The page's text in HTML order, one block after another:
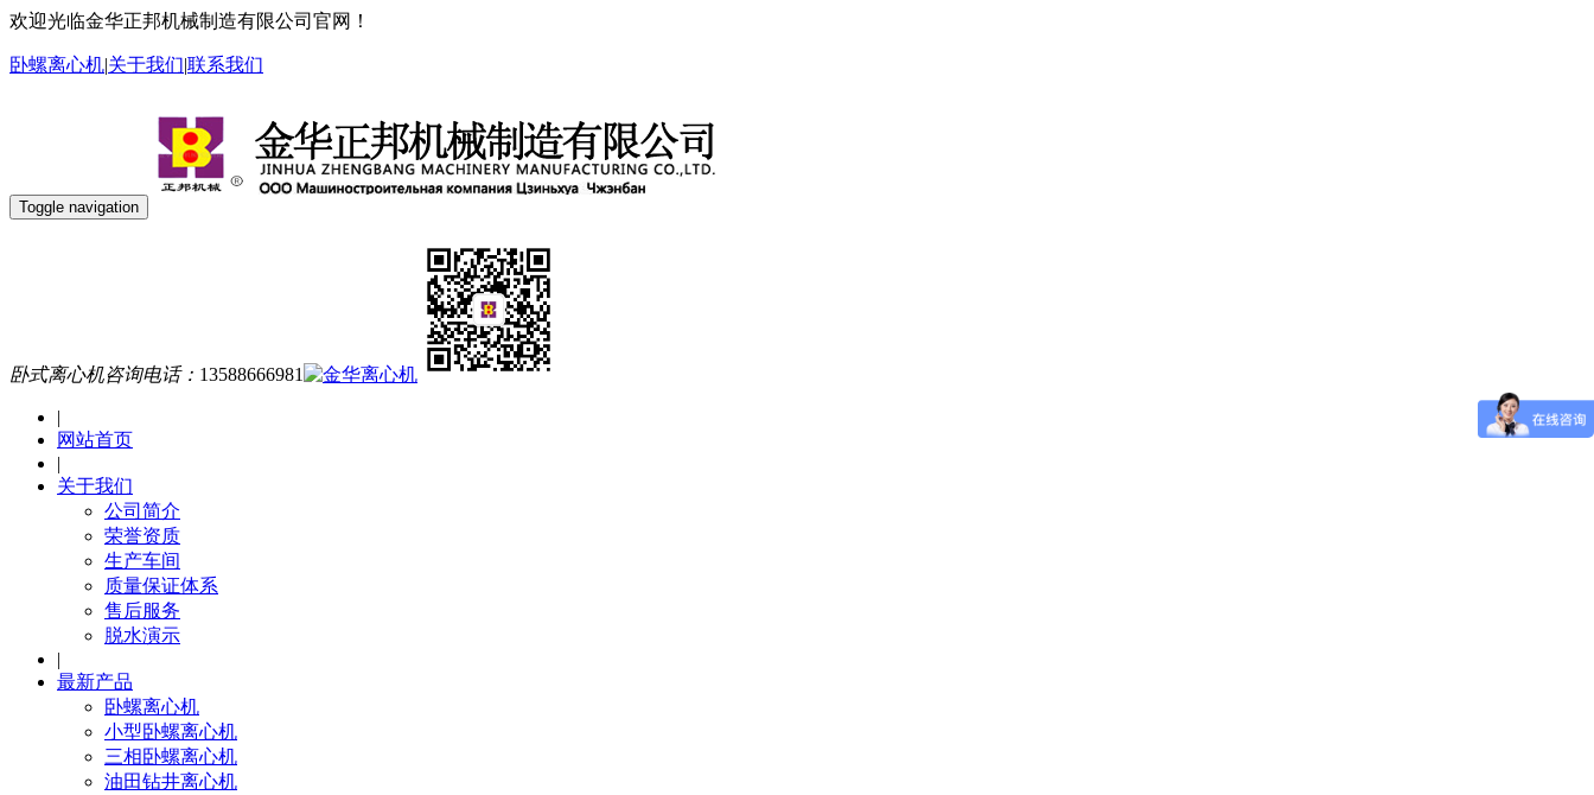
欢迎光临金华正邦机械制造有限公司官网！
卧螺离心机|关于我们|联系我们
Toggle navigation
卧式离心机咨询电话： 13588666981
|
网站首页
|
关于我们
公司简介
荣誉资质
生产车间
质量保证体系
售后服务
脱水演示
|
最新产品
卧螺离心机
小型卧螺离心机
三相卧螺离心机
油田钻井离心机